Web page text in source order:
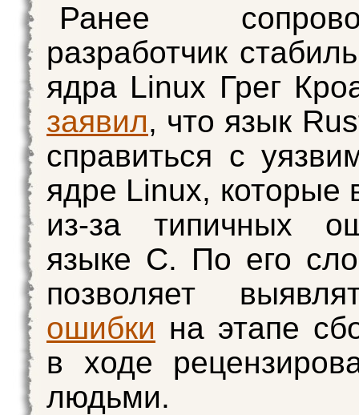
Ранее
разработчик
ядра Linux Грег
заявил, что язык
справиться с
ядре Linux, которые
из-за типичных
языке C. По его
позволяет
ошибки на этапе
в ходе
людьми.